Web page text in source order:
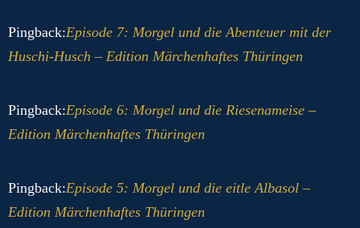
Pingback:Episode 7: Morgel und die Abenteuer mit der
Huschi-Husch – Edition Märchenhaftes Thüringen
Pingback:Episode 6: Morgel und die Riesenameise –
Edition Märchenhaftes Thüringen
Pingback:Episode 5: Morgel und die eitle Albasol –
Edition Märchenhaftes Thüringen